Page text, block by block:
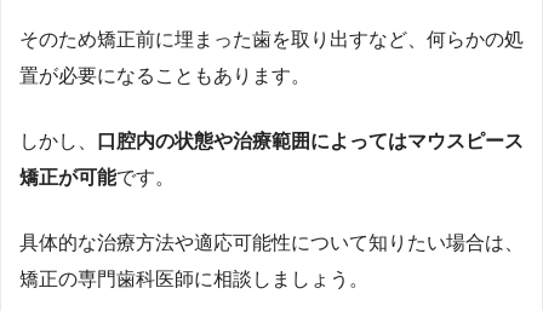
そのため矯正前に埋まった歯を取り出すなど、何らかの処
置が必要になることもあります。
しかし、
口腔内の状態や治療範囲によってはマウスピース
矯正が可能です。
具体的な治療方法や適応可能性について知りたい場合は、
矯正の専門歯科医師に相談しましょう。